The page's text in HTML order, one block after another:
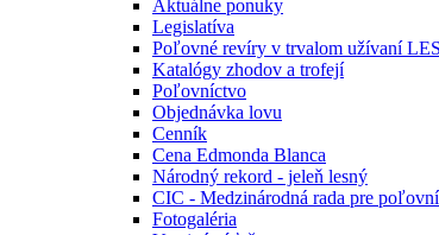
Aktuálne ponuky
Legislatíva
Poľovné revíry v trvalom užívaní
Katalógy zhodov a trofejí
Poľovníctvo
Objednávka lovu
Cenník
Cena Edmonda Blanca
Národný rekord - jeleň lesný
CIC - Medzinárodná rada pre
Fotogaléria